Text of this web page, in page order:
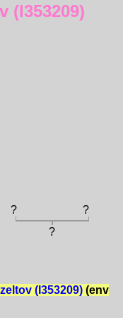
(I353209)
?
?
?
(I353209)(env